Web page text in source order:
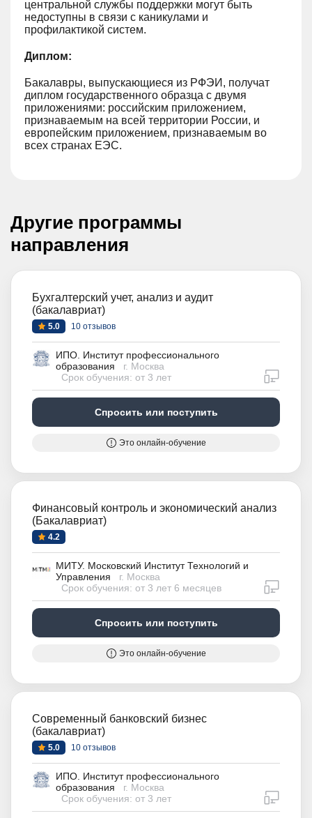
центральной службы поддержки могут быть
недоступны в связи с каникулами и
профилактикой систем.
Диплом:
Бакалавры, выпускающиеся из РФЭИ, получат
диплом государственного образца с двумя
приложениями: российским приложением,
признаваемым на всей территории России, и
европейским приложением, признаваемым во
всех странах ЕЭС.
Другие программы
направления
Бухгалтерский учет, анализ и аудит
(бакалавриат)
5.0 10 отзывов
ИПО. Институт профессионального
образования
г. Москва
Срок обучения: от 3 лет
Спросить или поступить
Это онлайн-обучение
Финансовый контроль и экономический анализ
(Бакалавриат)
4.2
МИТУ. Московский Институт Технологий и
Управления
г. Москва
Срок обучения: от 3 лет 6 месяцев
Спросить или поступить
Это онлайн-обучение
Современный банковский бизнес
(бакалавриат)
5.0 10 отзывов
ИПО. Институт профессионального
образования
г. Москва
Срок обучения: от 3 лет